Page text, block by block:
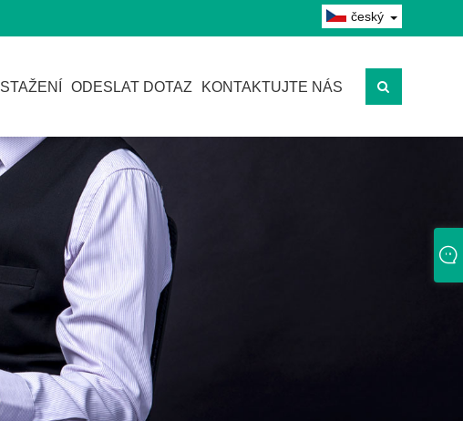
český
STAŽENÍ ODESLAT DOTAZ KONTAKTUJTE NÁS